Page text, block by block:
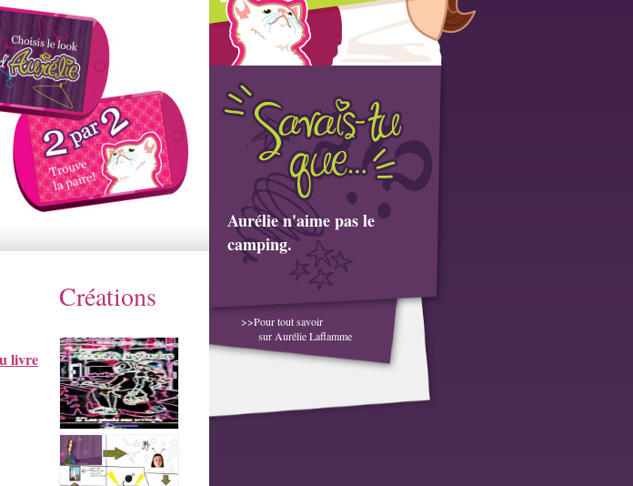
livre
Créations
Aurélie n'aime pas le
camping.
>>Pour tout savoir
sur Aurélie Laflamme